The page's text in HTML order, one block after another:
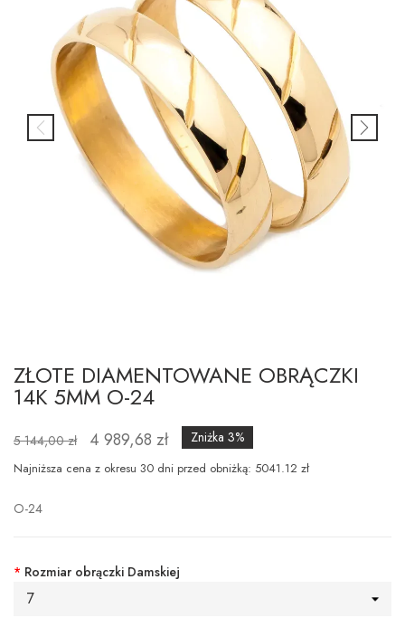
ZŁOTE DIAMENTOWANE OBRĄCZKI
14K 5MM O-24
5 144,00 zł 4 989,68 zł Zniżka 3%
Najniższa cena z okresu 30 dni przed obniżką: 5041.12 zł
O-24
* Rozmiar obrączki Damskiej
7